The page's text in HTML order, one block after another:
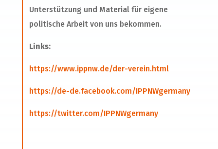
Unterstützung und Material für eigene
politische Arbeit von uns bekommen.
Links:
https://www.ippnw.de/der-verein.html
https://de-de.facebook.com/IPPNWgermany
https://twitter.com/IPPNWgermany